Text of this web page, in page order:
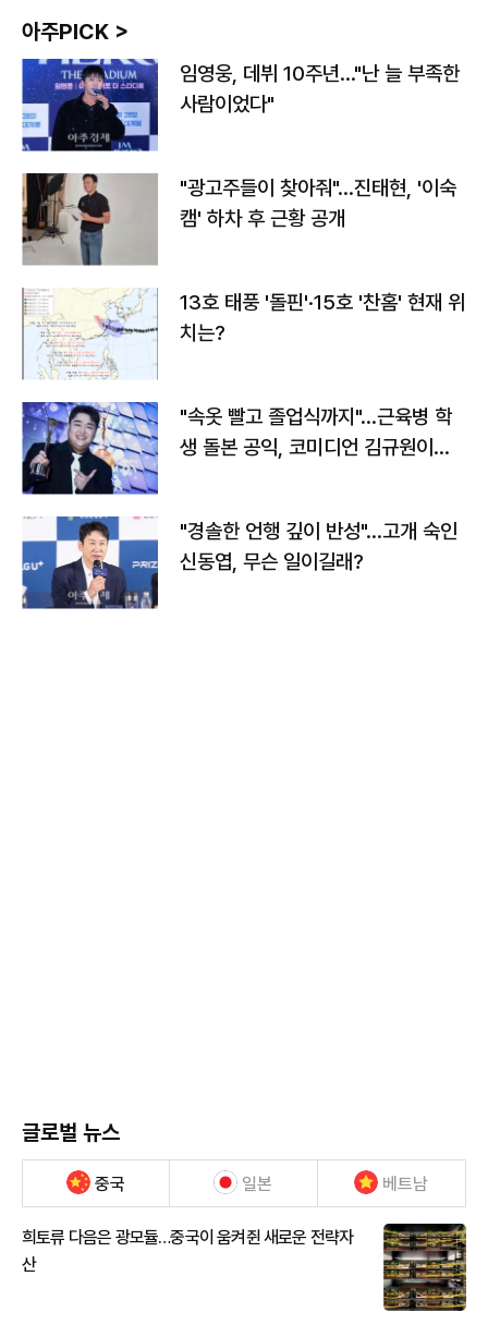
아주PICK >
임영웅, 데뷔 10주년…"난 늘 부족한
사람이었다"
"광고주들이 찾아줘"…진태현, '이숙
캠' 하차 후 근황 공개
13호 태풍 '돌핀'·15호 '찬홈' 현재 위
치는?
"속옷 빨고 졸업식까지"…근육병 학
생 돌본 공익, 코미디언 김규원이었
"경솔한 언행 깊이 반성"…고개 숙인
신동엽, 무슨 일이길래?
글로벌 뉴스
중국 일본 베트남
희토류 다음은 광모듈…중국이 움켜쥔 새로운 전략자
산